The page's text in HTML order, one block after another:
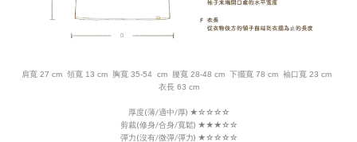
肩寬 27 cm  領寬 13 cm  胸寬 35-54  cm  腰寬 28-48 cm  下擺寬 78 cm  袖口寬 23 cm
衣長 63 cm
厚度(薄/適中/厚) ★☆☆☆☆
剪裁(修身/合身/寬鬆) ★★★☆☆
彈力(沒有/微彈/彈力) ★☆☆☆☆